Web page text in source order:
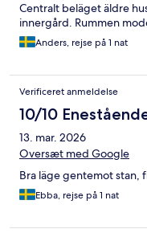
Centralt beläget äldre
innergård. Rummen
Anders, rejse på 1 nat
Verificeret anmeldelse
10/10
13. mar. 2026
Oversæt med Google
Bra läge gentemot stan,
Ebba, rejse på 1 nat